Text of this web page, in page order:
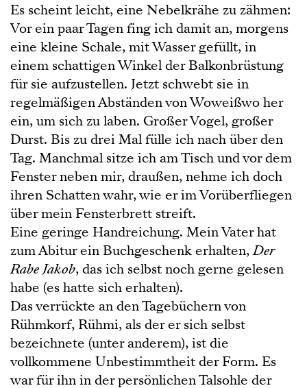
Es scheint leicht, eine Nebelkrähe zu zähmen:
Vor ein paar Tagen fing ich damit an, morgens
eine kleine Schale, mit Wasser gefüllt, in
einem schattigen Winkel der Balkonbrüstung
für sie aufzustellen. Jetzt schwebt sie in
regelmäßigen Abständen von Woweißwo her
ein, um sich zu laben. Großer Vogel, großer
Durst. Bis zu drei Mal fülle ich nach über den
Tag. Manchmal sitze ich am Tisch und vor dem
Fenster neben mir, draußen, nehme ich doch
ihren Schatten wahr, wie er im Vorüberfliegen
über mein Fensterbrett streift.
Eine geringe Handreichung. Mein Vater hat
zum Abitur ein Buchgeschenk erhalten,Der
Rabe Jakob, das ich selbst noch gerne gelesen
habe (es hatte sich erhalten).
Das verrückte an den Tagebüchern von
Rühmkorf, Rühmi, als der er sich selbst
bezeichnete (unter anderem), ist die
vollkommene Unbestimmtheit der Form. Es
war für ihn in der persönlichen Talsohle der